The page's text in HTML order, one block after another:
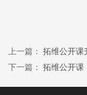
上一篇： 拓维公开
下一篇： 拓维公开课：一带一